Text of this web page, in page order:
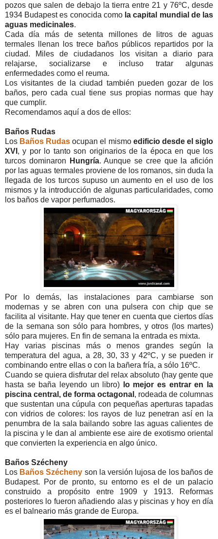
pozos que salen de debajo la tierra entre 21 y 76ºC, desde
1934 Budapest es conocida como la capital mundial de las
aguas medicinales.
Cada día más de setenta millones de litros de aguas
termales llenan los trece baños públicos repartidos por la
ciudad. Miles de ciudadanos los visitan a diario para
relajarse, socializarse e incluso tratar algunas
enfermedades como el reuma.
Los visitantes de la ciudad también pueden gozar de los
baños, pero cada cual tiene sus propias normas que hay
que cumplir.
Recomendamos aquí a dos de ellos:
Baños Rudas
Los Baños Rudas ocupan el mismo edificio desde el siglo
XVI , y por lo tanto son originarios de la época en que los
turcos dominaron
Hungría. Aunque se cree que la afición
por las aguas termales proviene de los romanos, sin duda la
llegada de los turcos supuso un aumento en el uso de los
mismos y la introducción de algunas particularidades, como
los baños de vapor perfumados.
Por lo demás, las instalaciones para cambiarse son
modernas y se abren con una pulsera con chip que se
facilita al visitante. Hay que tener en cuenta que ciertos días
de la semana son sólo para hombres, y otros (los martes)
sólo para mujeres. En fin de semana la entrada es mixta.
Hay varias piscinas más o menos grandes según la
temperatura del agua, a 28, 30, 33 y 42ºC, y se pueden ir
combinando entre ellas o con la bañera fría, a sólo 16ºC.
Cuando se quiera disfrutar del relax absoluto (hay gente que
hasta se baña leyendo un libro)
lo mejor es entrar en la
piscina central, de forma octagonal , rodeada de columnas
que sustentan una cúpula con pequeñas aperturas tapadas
con vidrios de colores: los rayos de luz penetran así en la
penumbra de la sala bailando sobre las aguas calientes de
la piscina y le dan al ambiente ese aire de exotismo oriental
que convierten la experiencia en algo único.
Baños Szécheny
Los Baños Szécheny son la versión lujosa de los baños de
Budapest. Por de pronto, su entorno es el de un palacio
construido a propósito entre 1909 y 1913. Reformas
posteriores lo fueron añadiendo alas y piscinas y hoy en día
es el balneario más grande de Europa.